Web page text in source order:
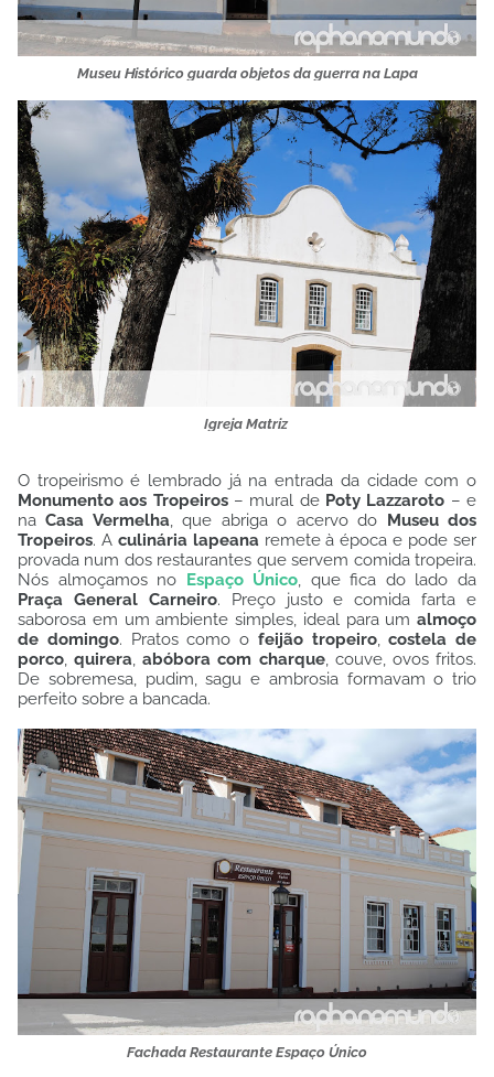
Museu Histórico guarda objetos da guerra na Lapa
Igreja Matriz
O tropeirismo é lembrado já na entrada da cidade com o
Monumento aos Tropeiros– mural de Poty Lazzaroto – e
naCasa Vermelha, que abriga o acervo do Museu dos
Tropeiros. A culinária lapeanaremete à época e pode ser
provada num dos restaurantes que servem comida tropeira.
Nós almoçamos no Espaço Único, que fica do lado da
Praça General Carneiro. Preço justo e comida farta e
saborosa em um ambiente simples, ideal para um almoço
de domingo. Pratos como o feijão tropeiro,costela de
porco,quirera,abóbora com charque, couve, ovos fritos.
De sobremesa, pudim, sagu e ambrosia formavam o trio
perfeito sobre a bancada.
Fachada Restaurante Espaço Único